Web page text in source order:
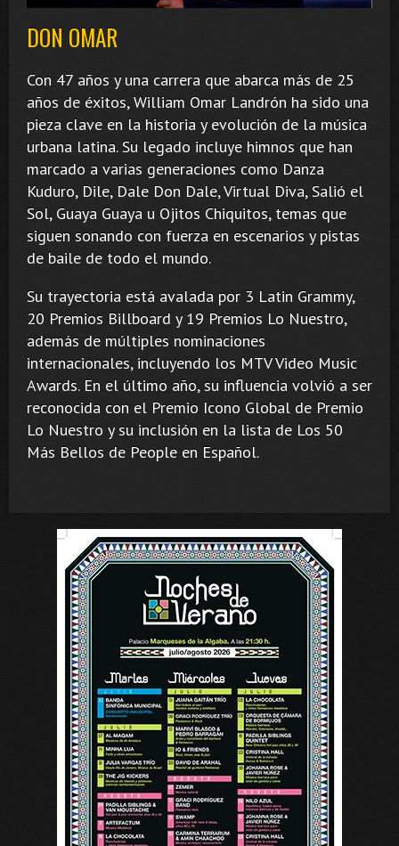
DON OMAR
Con 47 años y una carrera que abarca más de 25
años de éxitos, William Omar Landrón ha sido una
pieza clave en la historia y evolución de la música
urbana latina. Su legado incluye himnos que han
marcado a varias generaciones como Danza
Kuduro, Dile, Dale Don Dale, Virtual Diva, Salió el
Sol, Guaya Guaya u Ojitos Chiquitos, temas que
siguen sonando con fuerza en escenarios y pistas
de baile de todo el mundo.
Su trayectoria está avalada por 3 Latin Grammy,
20 Premios Billboard y 19 Premios Lo Nuestro,
además de múltiples nominaciones
internacionales, incluyendo los MTV Video Music
Awards. En el último año, su influencia volvió a ser
reconocida con el Premio Icono Global de Premio
Lo Nuestro y su inclusión en la lista de Los 50
Más Bellos de People en Español.